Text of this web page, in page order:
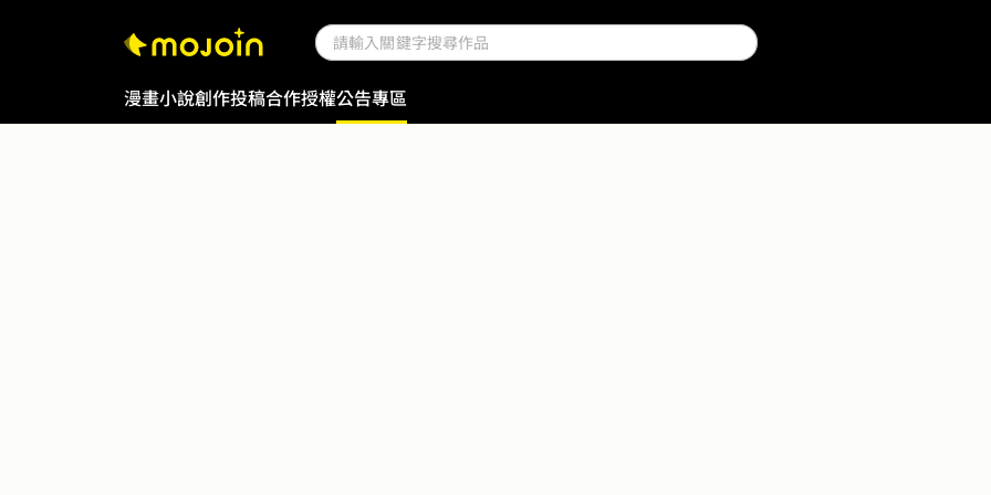
漫畫小說創作投稿合作授權公告專區